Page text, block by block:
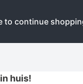
to continue
huis!